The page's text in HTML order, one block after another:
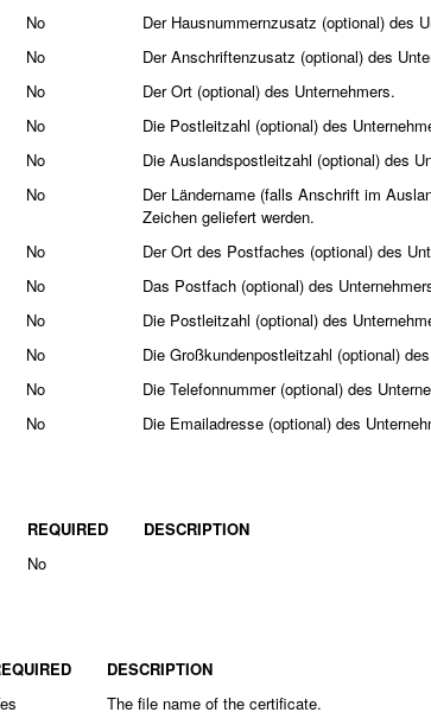
No
Der Hausnummernzusatz (optional) des
No
Der Anschriftenzusatz (optional) des
No
Der Ort (optional) des Unternehmers.
No
Die Postleitzahl (optional) des
No
Die Auslandspostleitzahl (optional) des
No
Der Ländername (falls Anschrift im
Zeichen geliefert werden.
No
Der Ort des Postfaches (optional) des
No
Das Postfach (optional) des
No
Die Postleitzahl (optional) des
No
Die Großkundenpostleitzahl (optional)
No
Die Telefonnummer (optional) des
No Die Emailadresse (optional) des
REQUIRED
DESCRIPTION
No
DESCRIPTION
The file name of the certificate.